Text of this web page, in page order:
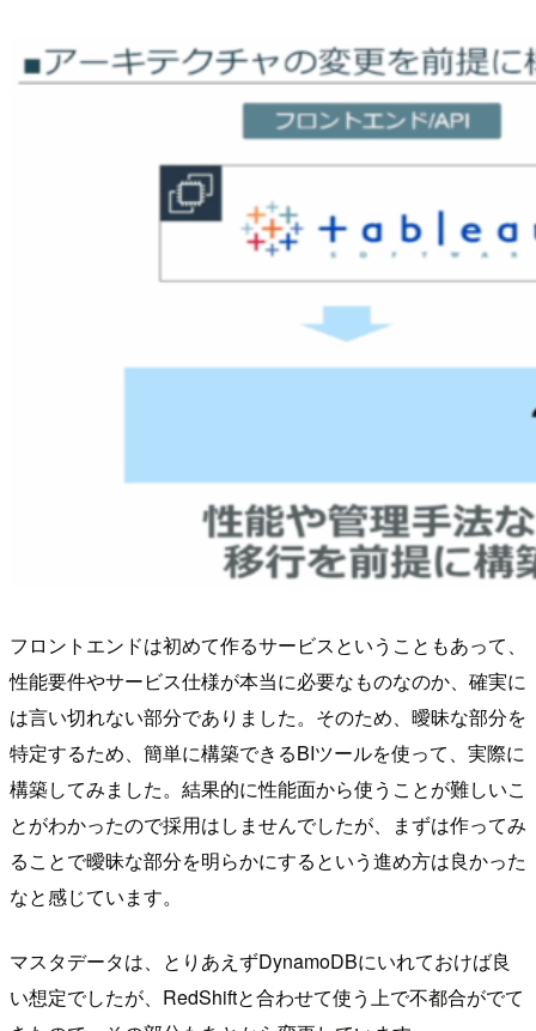
フロントエンドは初めて作るサービスということもあって、
性能要件やサービス仕様が本当に必要なものなのか、確実に
は言い切れない部分でありました。そのため、曖昧な部分を
特定するため、簡単に構築できるBIツールを使って、実際に
構築してみました。結果的に性能面から使うことが難しいこ
とがわかったので採用はしませんでしたが、まずは作ってみ
ることで曖昧な部分を明らかにするという進め方は良かった
なと感じています。
マスタデータは、とりあえずDynamoDBにいれておけば良
い想定でしたが、RedShiftと合わせて使う上で不都合がでて